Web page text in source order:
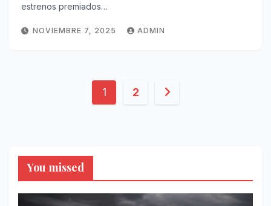
estrenos premiados…
NOVIEMBRE 7, 2025 ADMIN
Paginación
1 2
You missed